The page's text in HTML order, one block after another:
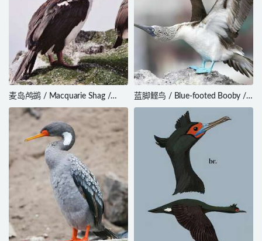
麦岛鸬鹚 / Macquarie Shag /
Leucocarbo purpurascens
蓝脚鲣鸟 / Blue-footed Booby /
Sula nebouxii